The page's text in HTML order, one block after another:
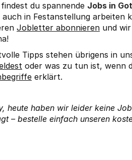
du spannende Jobs in
auch in Festanstellung arbeiten
Jobletter abonnieren und
Tipps stehen übrigens in
oder was zu tun ist, wenn
erklärt.
heute haben wir leider keine
– bestelle einfach unseren